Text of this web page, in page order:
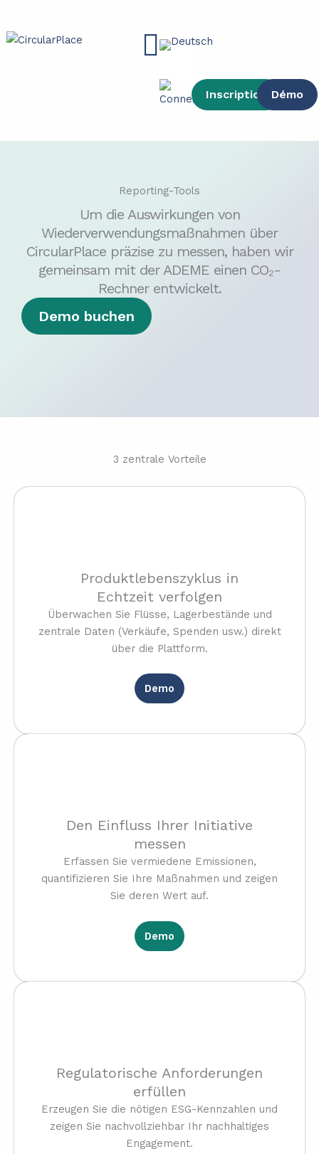
springen
Main
Inscription Démo
Reporting-Tools
Um die Auswirkungen von
Wiederverwendungsmaßnahmen über
CircularPlace präzise zu messen, haben wir
gemeinsam mit der ADEME einen CO₂-
Rechner entwickelt.
Demo buchen
3 zentrale Vorteile
Produktlebenszyklus in
Echtzeit verfolgen
Überwachen Sie Flüsse, Lagerbestände und
zentrale Daten (Verkäufe, Spenden usw.) direkt
über die Plattform.
Demo
Den Einfluss Ihrer Initiative
messen
Erfassen Sie vermiedene Emissionen,
quantifizieren Sie Ihre Maßnahmen und zeigen
Sie deren Wert auf.
Demo
Regulatorische Anforderungen
erfüllen
Erzeugen Sie die nötigen ESG-Kennzahlen und
zeigen Sie nachvollziehbar Ihr nachhaltiges
Engagement.